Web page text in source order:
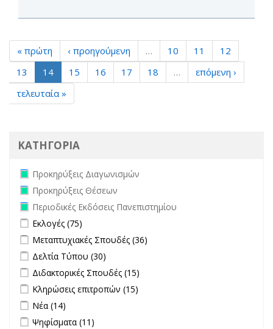
« πρώτη ‹ προηγούμενη … 10 11
12
13
14 15 16 17 18 …
επόμενη ›
τελευταία »
ΚΑΤΗΓΟΡΙΑ
Remove Προκηρύξεις Διαγωνισμών filter
Προκηρύξεις Διαγωνισμών
Remove Προκηρύξεις Θέσεων filter
Προκηρύξεις Θέσεων
Remove Περιοδικές Εκδόσεις Πανεπιστημίου filter
Περιοδικές Εκδόσεις Πανεπιστημίου
Apply Εκλογές filter
Εκλογές (75)
Apply Μεταπτυχιακές Σπουδές filter
Μεταπτυχιακές Σπουδές (36)
Apply Δελτία Τύπου filter
Δελτία Τύπου (30)
Apply Διδακτορικές Σπουδές filter
Διδακτορικές Σπουδές (15)
Apply Κληρώσεις επιτροπών filter
Κληρώσεις επιτροπών (15)
Apply Νέα filter
Νέα (14)
Apply Ψηφίσματα filter
Ψηφίσματα (11)